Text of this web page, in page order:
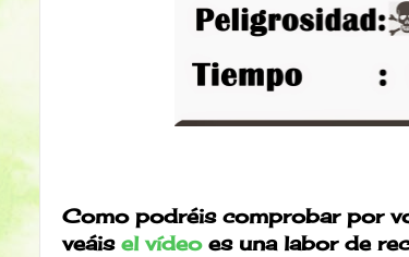
Como podréis comprobar por
veáis el vídeoes una labor de